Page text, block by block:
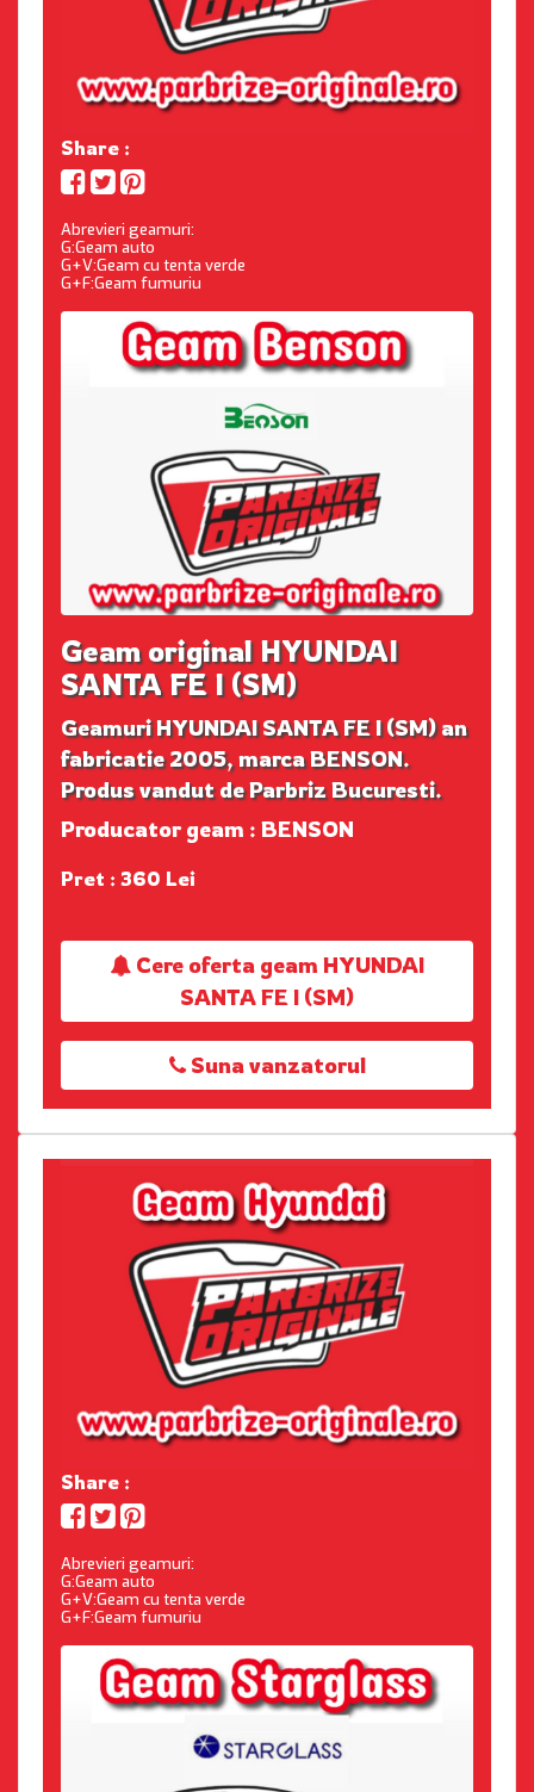
Share :
Abrevieri geamuri:
G:Geam auto
G+V:Geam cu tenta verde
G+F:Geam fumuriu
Geam original HYUNDAI
SANTA FE I (SM)
Geamuri HYUNDAI SANTA FE I (SM) an
fabricatie 2005, marca BENSON.
Produs vandut de Parbriz Bucuresti.
Producator geam : BENSON
Pret : 360 Lei
Cere oferta geam HYUNDAI
SANTA FE I (SM)
Suna vanzatorul
Share :
Abrevieri geamuri:
G:Geam auto
G+V:Geam cu tenta verde
G+F:Geam fumuriu